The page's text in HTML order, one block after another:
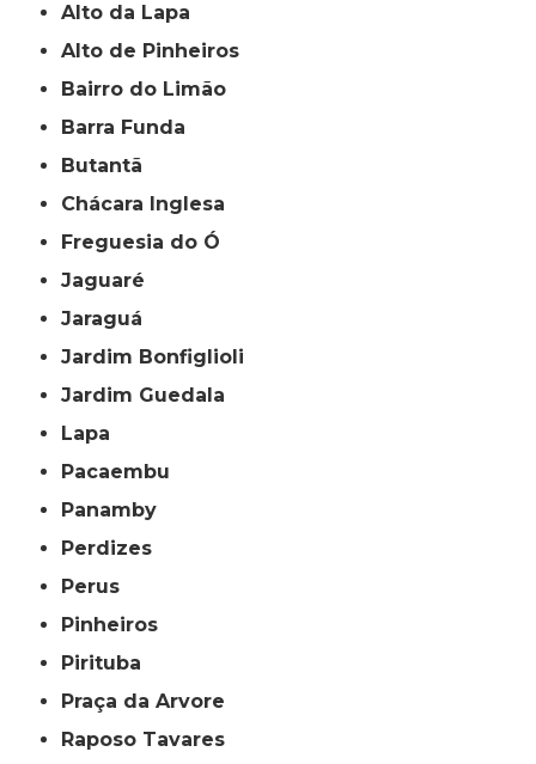
Alto da Lapa
Alto de Pinheiros
Bairro do Limão
Barra Funda
Butantã
Chácara Inglesa
Freguesia do Ó
Jaguaré
Jaraguá
Jardim Bonfiglioli
Jardim Guedala
Lapa
Pacaembu
Panamby
Perdizes
Perus
Pinheiros
Pirituba
Praça da Arvore
Raposo Tavares